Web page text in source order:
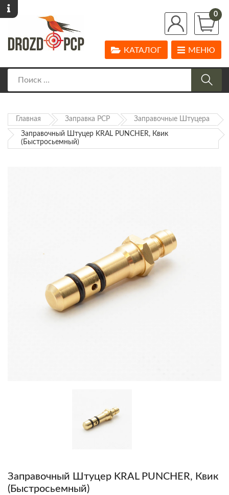
0
МЕНЮ
КАТАЛОГ
Главная Заправка PCP Заправочные Штуцера
Заправочный Штуцер KRAL PUNCHER, Квик
(быстросьемный)
Заправочный Штуцер KRAL PUNCHER, Квик
(быстросьемный)